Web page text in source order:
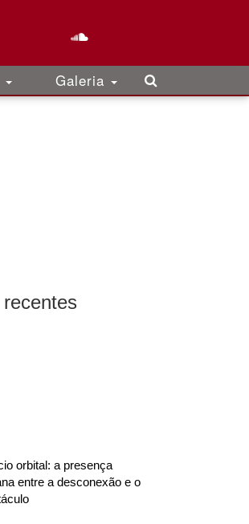
Galeria
orbital: a presença
entre a desconexão e o